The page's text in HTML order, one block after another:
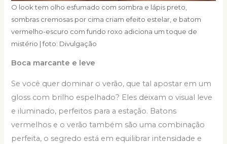
O look tem olho esfumado com sombra e lápis preto,
sombras cremosas por cima criam efeito estelar, e batom
vermelho-escuro com fundo roxo adiciona um toque de
mistério | foto: Divulgação
Boca marcante e leve
Se você quer dominar o verão, que tal apostar em um
gloss com brilho espelhado? Eles deixam o visual leve
e iluminado, perfeitos para a estação. Batons
vermelhos e o verão também são uma combinação
perfeita, o segredo está em equilibrar intensidade e